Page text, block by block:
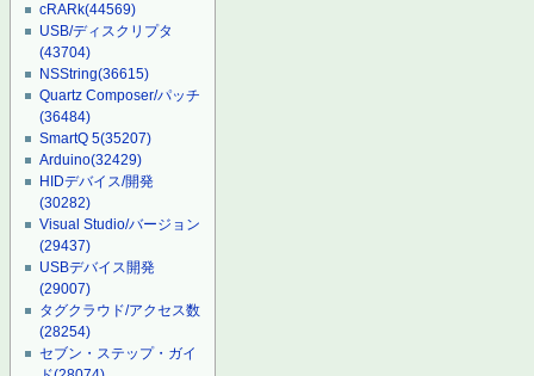
cRARk(44569)
USB/ディスクリプタ
(43704)
NSString(36615)
Quartz Composer/パッチ
(36484)
SmartQ 5(35207)
Arduino(32429)
HIDデバイス/開発
(30282)
Visual Studio/バージョン
(29437)
USBデバイス開発
(29007)
タグクラウド/アクセス数
(28254)
セブン・ステップ・ガイ